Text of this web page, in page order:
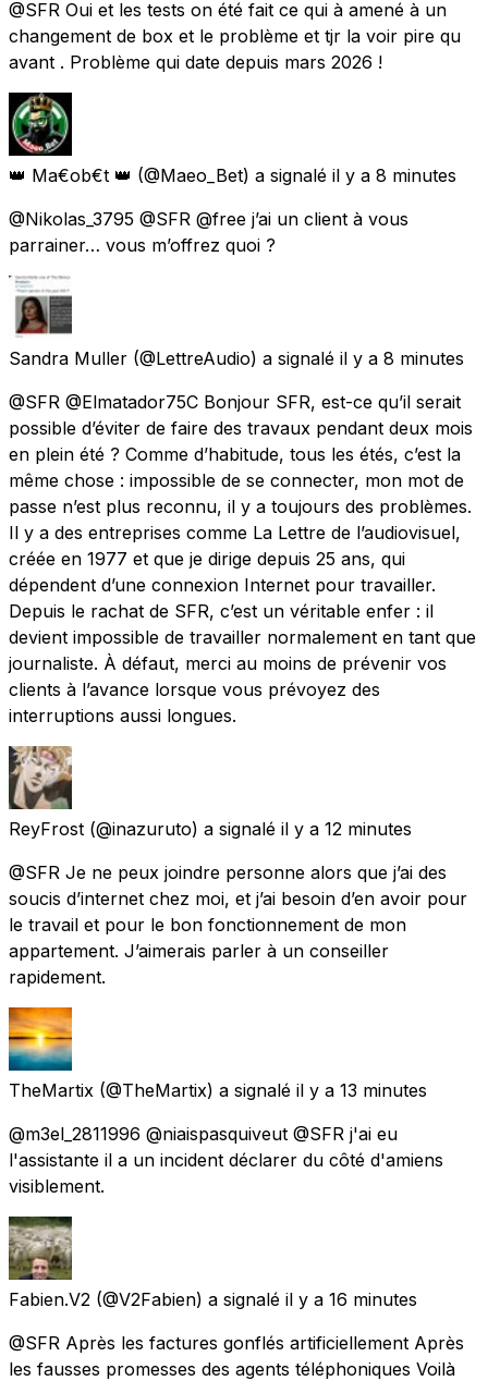
@SFR Oui et les tests on été fait ce qui à amené à un
changement de box et le problème et tjr la voir pire qu
avant . Problème qui date depuis mars 2026 !
👑 Ma€ob€t 👑 (@Maeo_Bet) a signalé il y a 8 minutes
@Nikolas_3795 @SFR @free j’ai un client à vous
parrainer… vous m’offrez quoi ?
Sandra Muller (@LettreAudio) a signalé il y a 8 minutes
@SFR @Elmatador75C Bonjour SFR, est-ce qu’il serait
possible d’éviter de faire des travaux pendant deux mois
en plein été ? Comme d’habitude, tous les étés, c’est la
même chose : impossible de se connecter, mon mot de
passe n’est plus reconnu, il y a toujours des problèmes.
Il y a des entreprises comme La Lettre de l’audiovisuel,
créée en 1977 et que je dirige depuis 25 ans, qui
dépendent d’une connexion Internet pour travailler.
Depuis le rachat de SFR, c’est un véritable enfer : il
devient impossible de travailler normalement en tant que
journaliste. À défaut, merci au moins de prévenir vos
clients à l’avance lorsque vous prévoyez des
interruptions aussi longues.
ReyFrost (@inazuruto) a signalé il y a 12 minutes
@SFR Je ne peux joindre personne alors que j’ai des
soucis d’internet chez moi, et j’ai besoin d’en avoir pour
le travail et pour le bon fonctionnement de mon
appartement. J’aimerais parler à un conseiller
rapidement.
TheMartix (@TheMartix) a signalé il y a 13 minutes
@m3el_2811996 @niaispasquiveut @SFR j'ai eu
l'assistante il a un incident déclarer du côté d'amiens
visiblement.
Fabien.V2 (@V2Fabien) a signalé il y a 16 minutes
@SFR Après les factures gonflés artificiellement Après
les fausses promesses des agents téléphoniques Voilà